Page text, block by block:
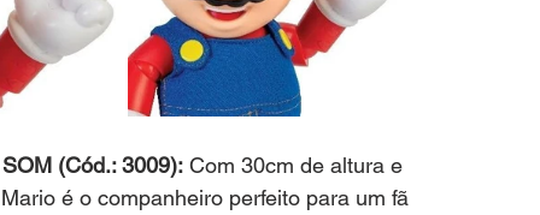
(Cód.: 3009): Com 30cm de altura e
é o companheiro perfeito para um fã